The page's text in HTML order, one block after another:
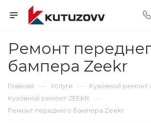
Ремонт
бампера Zeekr
Главная — Услуги — Кузовной ремонт
Кузовной ремонт ZEEKR —
Ремонт переднего бампера Zeekr